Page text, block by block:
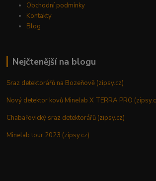
Obchodní podmínky
Kontakty
Blog
Nejčtenější na blogu
Sraz detektorářů na Bozeňově (zipsy.cz)
Nový detektor kovů Minelab X TERRA PRO
Chabařovický sraz detektorářů (zipsy.cz)
Minelab tour 2023 (zipsy.cz)